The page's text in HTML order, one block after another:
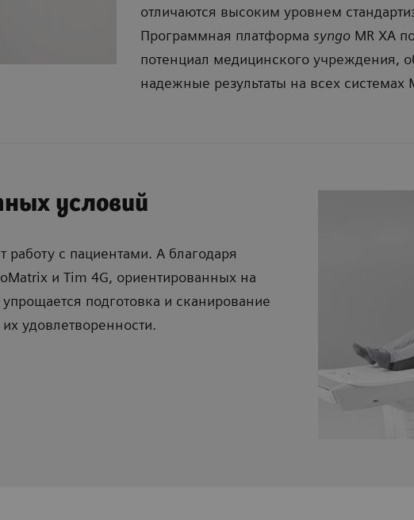
отличаются высоким уровнем
Программная платформа syngo MR XA
потенциал медицинского учреждения,
надежные результаты на всех системах
условий
работу с пациентами. А благодаря
и Tim 4G, ориентированных на
подготовка и сканирование
удовлетворенности.